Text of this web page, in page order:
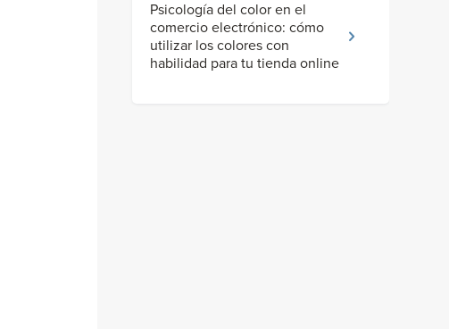
Psicología del color en el
comercio electrónico: cómo
utilizar los colores con
habilidad para tu tienda online